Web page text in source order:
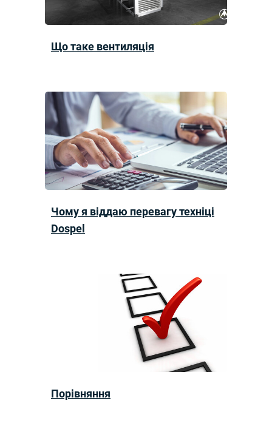
Що таке вентиляція
Чому я віддаю перевагу техніці
Dospel
Порівняння